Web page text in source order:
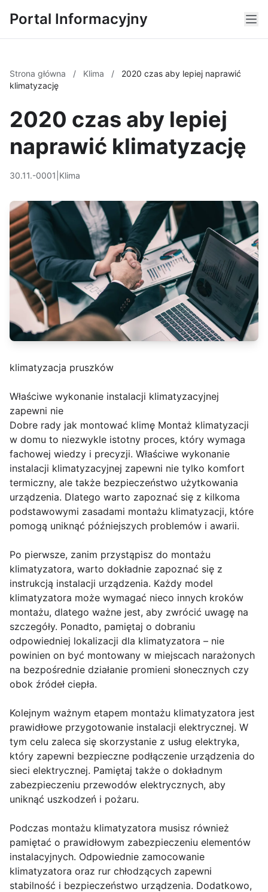
Portal Informacyjny
Strona główna / Klima /
2020 czas aby lepiej naprawić
klimatyzację
2020 czas aby lepiej
naprawić klimatyzację
30.11.-0001 Klima
klimatyzacja pruszków
Właściwe wykonanie instalacji klimatyzacyjnej
zapewni nie
Dobre rady jak montować klimę Montaż klimatyzacji
w domu to niezwykle istotny proces, który wymaga
fachowej wiedzy i precyzji. Właściwe wykonanie
instalacji klimatyzacyjnej zapewni nie tylko komfort
termiczny, ale także bezpieczeństwo użytkowania
urządzenia. Dlatego warto zapoznać się z kilkoma
podstawowymi zasadami montażu klimatyzacji, które
pomogą uniknąć późniejszych problemów i awarii.
Po pierwsze, zanim przystąpisz do montażu
klimatyzatora, warto dokładnie zapoznać się z
instrukcją instalacji urządzenia. Każdy model
klimatyzatora może wymagać nieco innych kroków
montażu, dlatego ważne jest, aby zwrócić uwagę na
szczegóły. Ponadto, pamiętaj o dobraniu
odpowiedniej lokalizacji dla klimatyzatora – nie
powinien on być montowany w miejscach narażonych
na bezpośrednie działanie promieni słonecznych czy
obok źródeł ciepła.
Kolejnym ważnym etapem montażu klimatyzatora jest
prawidłowe przygotowanie instalacji elektrycznej. W
tym celu zaleca się skorzystanie z usług elektryka,
który zapewni bezpieczne podłączenie urządzenia do
sieci elektrycznej. Pamiętaj także o dokładnym
zabezpieczeniu przewodów elektrycznych, aby
uniknąć uszkodzeń i pożaru.
Podczas montażu klimatyzatora musisz również
pamiętać o prawidłowym zabezpieczeniu elementów
instalacyjnych. Odpowiednie zamocowanie
klimatyzatora oraz rur chłodzących zapewni
stabilność i bezpieczeństwo urządzenia. Dodatkowo,